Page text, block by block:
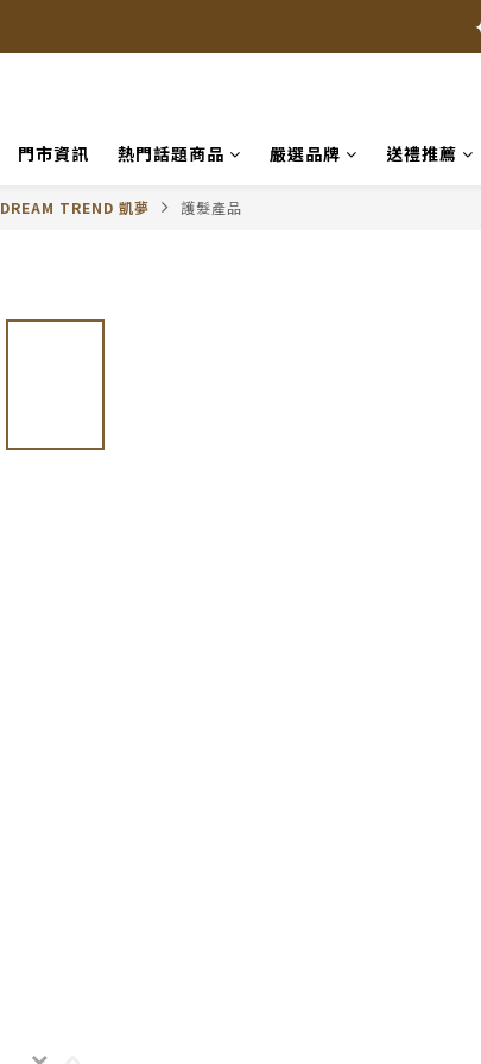
✦
✦
門市資訊 熱門話題商品 嚴選品牌 送禮推薦
DREAM TREND 凱夢 護髮產品